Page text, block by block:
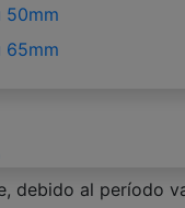
50mm
65mm
debido al período